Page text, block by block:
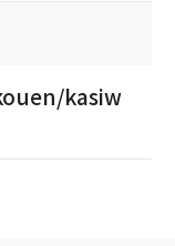
kasiw